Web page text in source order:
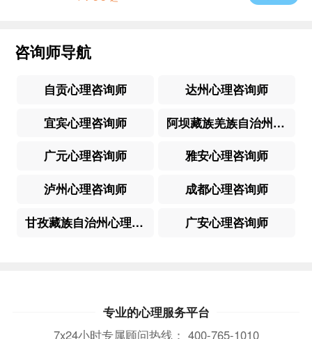
咨询师导航
自贡心理咨询师
达州心理咨询师
宜宾心理咨询师
阿坝藏族羌族自治州心理咨询师
广元心理咨询师
雅安心理咨询师
泸州心理咨询师
成都心理咨询师
甘孜藏族自治州心理咨询师
广安心理咨询师
专业的心理服务平台
7x24小时专属顾问热线： 400-765-1010